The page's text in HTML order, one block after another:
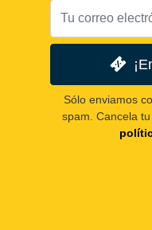
Sólo enviamos
spam. Cancela